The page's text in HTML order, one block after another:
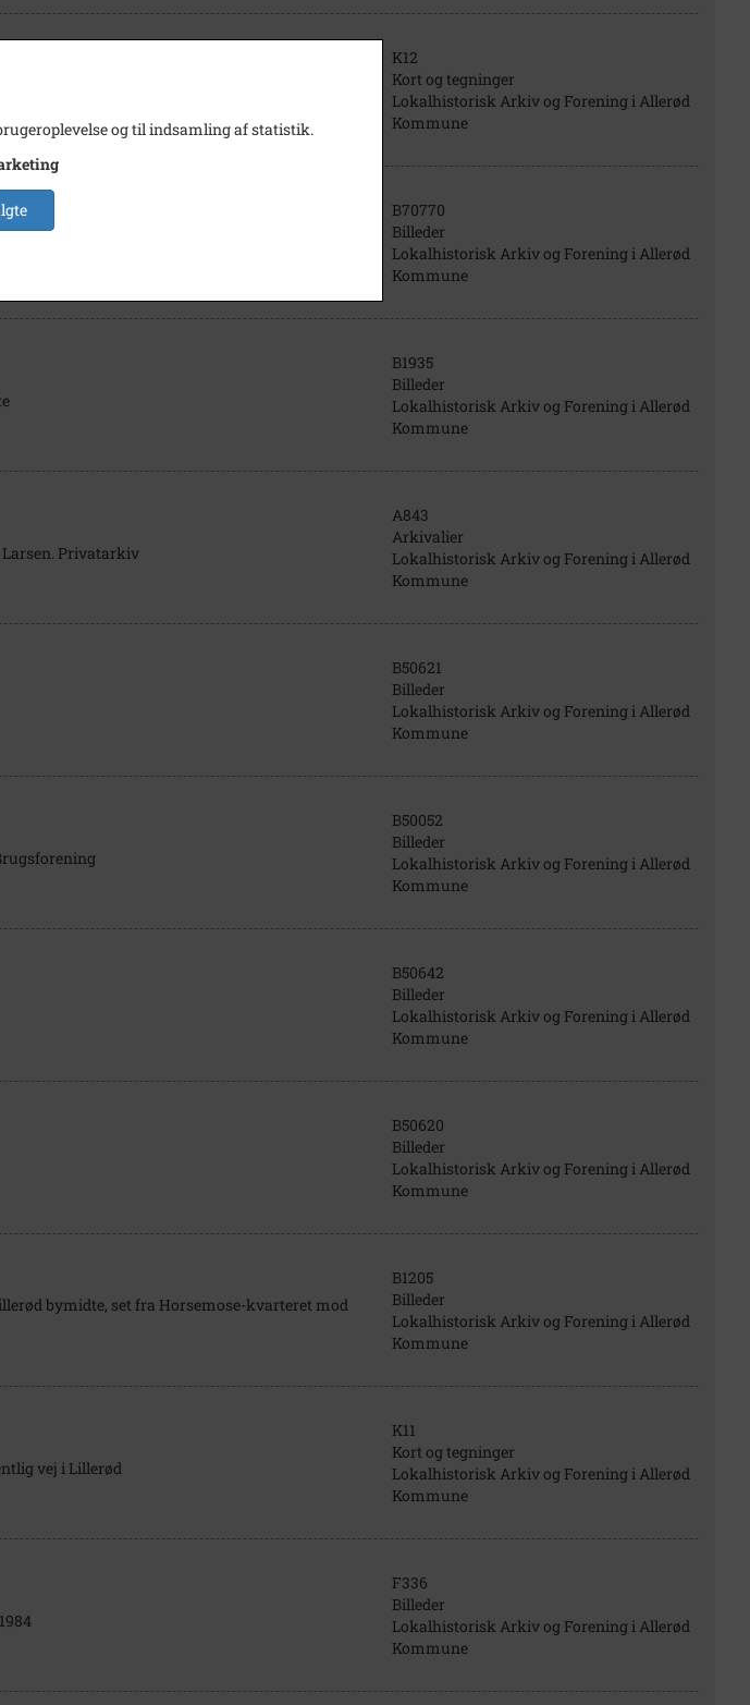
af Grundejerstien i Lillerød.
K12
Kort og tegninger
Lokalhistorisk Arkiv og Forening i Allerød
Kommune
B70770
Billeder
Lokalhistorisk Arkiv og Forening i Allerød
Kommune
B1935
Billeder
Lokalhistorisk Arkiv og Forening i Allerød
Kommune
Privatarkiv
A843
Arkivalier
Lokalhistorisk Arkiv og Forening i Allerød
Kommune
B50621
Billeder
Lokalhistorisk Arkiv og Forening i Allerød
Kommune
B50052
Billeder
Lokalhistorisk Arkiv og Forening i Allerød
Kommune
B50642
Billeder
Lokalhistorisk Arkiv og Forening i Allerød
Kommune
B50620
Billeder
Lokalhistorisk Arkiv og Forening i Allerød
Kommune
bymidte, set fra Horsemose-kvarteret mod
B1205
Billeder
Lokalhistorisk Arkiv og Forening i Allerød
Kommune
vej i Lillerød
K11
Kort og tegninger
Lokalhistorisk Arkiv og Forening i Allerød
Kommune
F336
Billeder
Lokalhistorisk Arkiv og Forening i Allerød
Kommune
og til indsamling af statistik.